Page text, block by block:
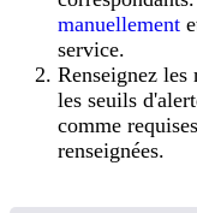
manuellement
service.
Renseignez les
les seuils
comme
renseignées.